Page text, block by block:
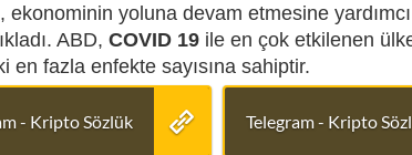
ekonominin yoluna devam etmesine
ABD, COVID 19ile en çok etkilenen
en fazla enfekte sayısına sahiptir.
- Kripto Sözlük Telegram - Kripto